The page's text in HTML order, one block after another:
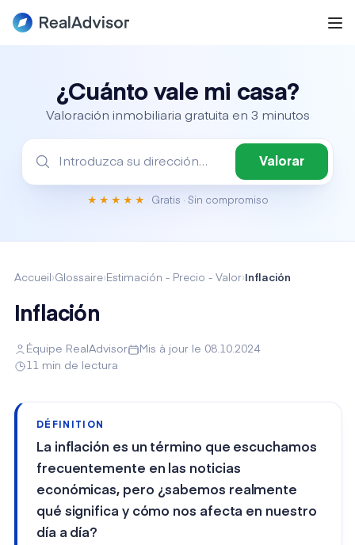
¿Cuánto vale mi casa?
Valoración inmobiliaria gratuita en 3 minutos
Valorar
★★★★★ Gratis · Sin compromiso
Accueil ›Glossaire› Estimación - Precio - Valor› Inflación
Inflación
Équipe RealAdvisor
Mis à jour le 08.10.2024
11 min de lectura
DÉFINITION
La inflación es un término que escuchamos
frecuentemente en las noticias
económicas, pero ¿sabemos realmente
qué significa y cómo nos afecta en nuestro
día a día?